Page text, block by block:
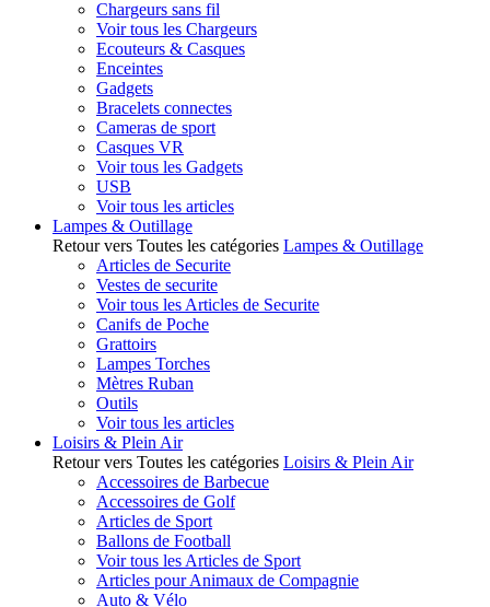
Chargeurs sans fil
Voir tous les Chargeurs
Ecouteurs & Casques
Enceintes
Gadgets
Bracelets connectes
Cameras de sport
Casques VR
Voir tous les Gadgets
USB
Voir tous les articles
Lampes & Outillage
Retour vers Toutes les catégories Lampes & Outillage
Articles de Securite
Vestes de securite
Voir tous les Articles de Securite
Canifs de Poche
Grattoirs
Lampes Torches
Mètres Ruban
Outils
Voir tous les articles
Loisirs & Plein Air
Retour vers Toutes les catégories Loisirs & Plein Air
Accessoires de Barbecue
Accessoires de Golf
Articles de Sport
Ballons de Football
Voir tous les Articles de Sport
Articles pour Animaux de Compagnie
Auto & Vélo